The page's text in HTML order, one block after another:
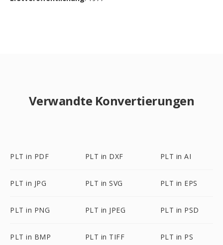
Verwandte Konvertierungen
PLT in PDF PLT in DXF PLT in AI
PLT in JPG PLT in SVG PLT in EPS
PLT in PNG PLT in JPEG PLT in PSD
PLT in BMP PLT in TIFF PLT in PS